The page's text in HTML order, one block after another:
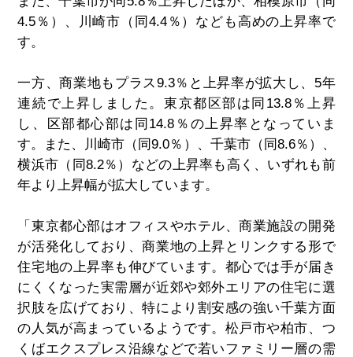
4.5％）、川崎市（同4.4％）なども高めの上昇率で
す。
一方、商業地もプラス9.3％と上昇率が拡大し、5年
連続で上昇しました。東京都区部は同13.8％上昇
し、区部都心部は同14.8％の上昇率となっていま
す。また、川崎市（同9.0％）、千葉市（同8.6％）、
横浜市（同8.2％）などの上昇率も高く、いずれも前
年より上昇幅が拡大しています。
「東京都心部はオフィスやホテル、商業施設の開発
が活発化しており、商業地の上昇とリンクする形で
住宅地の上昇率も伸びています。都心では手が届き
にくくなった実需層が近郊や郊外エリアの住宅に選
択肢を広げており、特により割安感の強い千葉方面
の人気が高まっているようです。松戸市や柏市、つ
くばエクスプレス沿線などで若いファミリー層の需